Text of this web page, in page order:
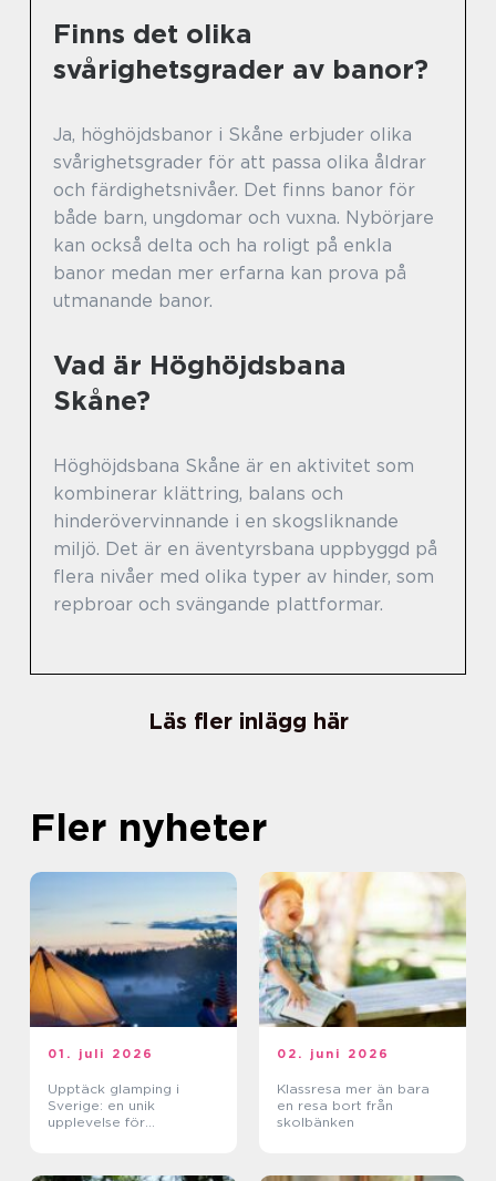
Finns det olika
svårighetsgrader av banor?
Ja, höghöjdsbanor i Skåne erbjuder olika
svårighetsgrader för att passa olika åldrar
och färdighetsnivåer. Det finns banor för
både barn, ungdomar och vuxna. Nybörjare
kan också delta och ha roligt på enkla
banor medan mer erfarna kan prova på
utmanande banor.
Vad är Höghöjdsbana
Skåne?
Höghöjdsbana Skåne är en aktivitet som
kombinerar klättring, balans och
hinderövervinnande i en skogsliknande
miljö. Det är en äventyrsbana uppbyggd på
flera nivåer med olika typer av hinder, som
repbroar och svängande plattformar.
Läs fler inlägg här
Fler nyheter
01. juli 2026
Upptäck glamping i
Sverige: en unik
upplevelse för
02. juni 2026
Klassresa mer än bara
en resa bort från
skolbänken